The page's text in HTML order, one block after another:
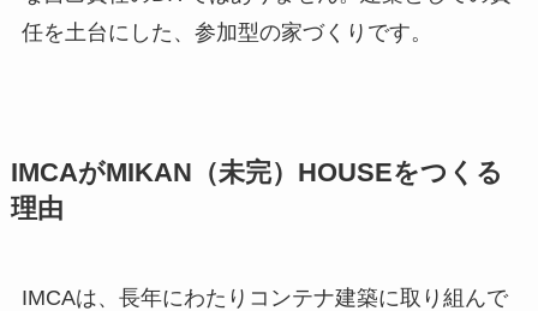
任を土台にした、参加型の家づくりです。
IMCAがMIKAN（未完）HOUSEをつくる
理由
IMCAは、長年にわたりコンテナ建築に取り組んで